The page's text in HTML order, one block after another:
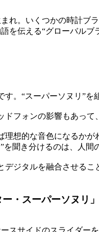
れ。いくつかの時計ブ
を伝える“グローバルブ
す。“スーパーソヌリ”
フォンの影響もあっ
想的な音色になるか
聞き分けるのは、人間
ジタルを融合させる
・スーパーソヌリ」
スサイドのスライダー